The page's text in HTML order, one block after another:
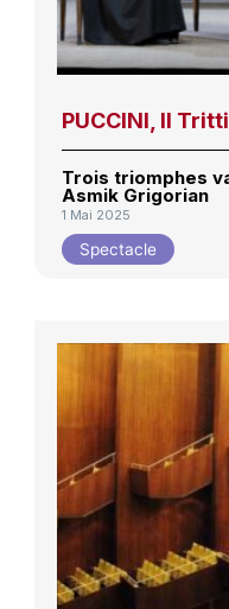
PUCCINI, Il
Trois triomphes
Asmik Grigorian
1 Mai 2025
Spectacle